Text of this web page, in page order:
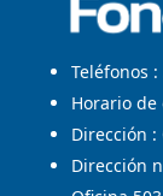
Teléfonos :
Horario de
Dirección :
Dirección